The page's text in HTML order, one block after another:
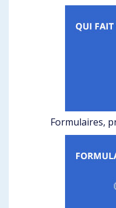
Formulaires,